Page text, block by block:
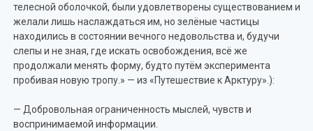
телесной оболочкой, были удовлетворены существованием и
желали лишь наслаждаться им, но зелёные частицы
находились в состоянии вечного недовольства и, будучи
слепы и не зная, где искать освобождения, всё же
продолжали менять форму, будто путём эксперимента
пробивая новую тропу.» — из «Путешествие к Арктуру».):
— Добровольная ограниченность мыслей, чувств и
воспринимаемой информации.